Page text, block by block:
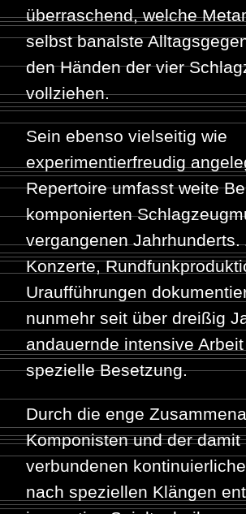
überraschend, welche
selbst banalste
den Händen der vier
vollziehen.
Sein ebenso vielseitig wie
experimentierfreudig
Repertoire umfasst weite
komponierten
vergangenen Jahrhunderts.
Konzerte,
Uraufführungen
nunmehr seit über dreißig
andauernde intensive
spezielle Besetzung.
Durch die enge
Komponisten und der damit
verbundenen
nach speziellen Klängen